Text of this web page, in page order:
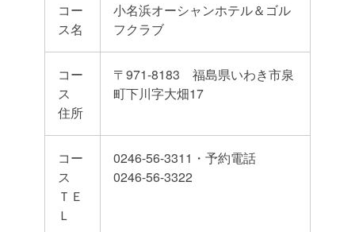
コー
ス名
小名浜オーシャンホテル＆ゴル
フクラブ
コー
ス
住所
〒971-8183 福島県いわき市泉
町下川字大畑17
コー
ス
ＴＥ
Ｌ
0246-56-3311・予約電話
0246-56-3322